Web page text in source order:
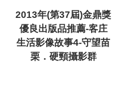
2013年(第37屆)金鼎獎
優良出版品推薦-客庄
生活影像故事4-守望苗
栗．硬頸攝影群